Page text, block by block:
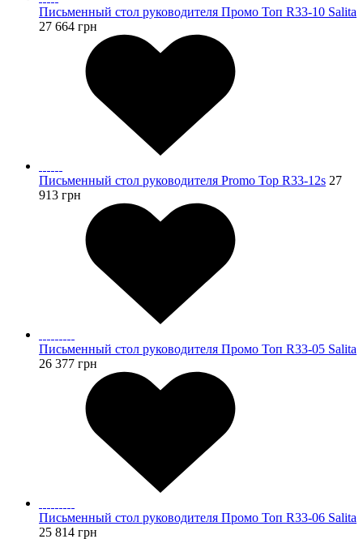
Письменный стол руководителя Промо Топ R33-10 Salita
27 664 грн
Письменный стол руководителя Promo Top R33-12s 27
913 грн
Письменный стол руководителя Промо Топ R33-05 Salita
26 377 грн
Письменный стол руководителя Промо Топ R33-06 Salita
25 814 грн